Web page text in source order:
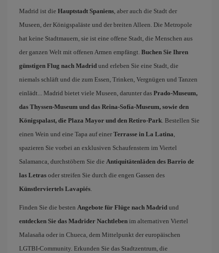
Madrid ist die Hauptstadt Spaniens, aber auch die Stadt der
Museen, der Königspaläste und der breiten Alleen. Die Metropole
hat keine Stadtmauern, sie ist eine offene Stadt, die Menschen aus
der ganzen Welt mit offenen Armen empfängt. Buchen Sie Ihren
günstigen Flug nach Madrid und erleben Sie eine Stadt, die
niemals schläft und die zum Essen, Trinken, Vergnügen und Tanzen
einlädt... Madrid bietet viele Museen, darunter das Prado-Museum,
das Thyssen-Museum und das Reina-Sofía-Museum, sowie den
Königspalast, die Plaza Mayor und den Retiro-Park. Bestellen Sie
einen Wein und eine Tapa auf einer Terrasse in La Latina,
spazieren Sie vorbei an exklusiven Schaufenstern im Viertel
Salamanca, durchstöbern Sie die Antiquitätenläden des Barrio de
las Letras oder streifen Sie durch die engen Gassen des
Künstlerviertels Lavapiés.
Finden Sie die besten Angebote für Flüge nach Madrid und
entdecken Sie das Madrider Nachtleben im alternativen Viertel
Malasaña oder in Chueca, dem Mittelpunkt der europäischen
LGTBI-Community. Erkunden Sie das Stadtzentrum, die